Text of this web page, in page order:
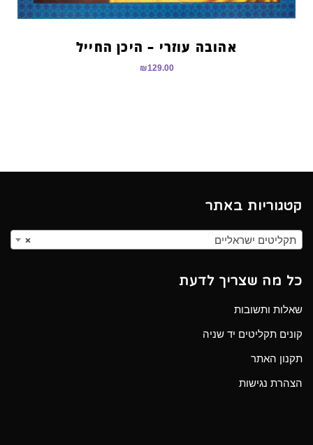
אהובה עוזרי – היכן החייל
₪129.00
קטגוריות באתר
× תקליטים ישראליים
כל מה שצריך לדעת
שאלות ותשובות
קונים תקליטים יד שניה
תקנון האתר
הצהרת נגישות